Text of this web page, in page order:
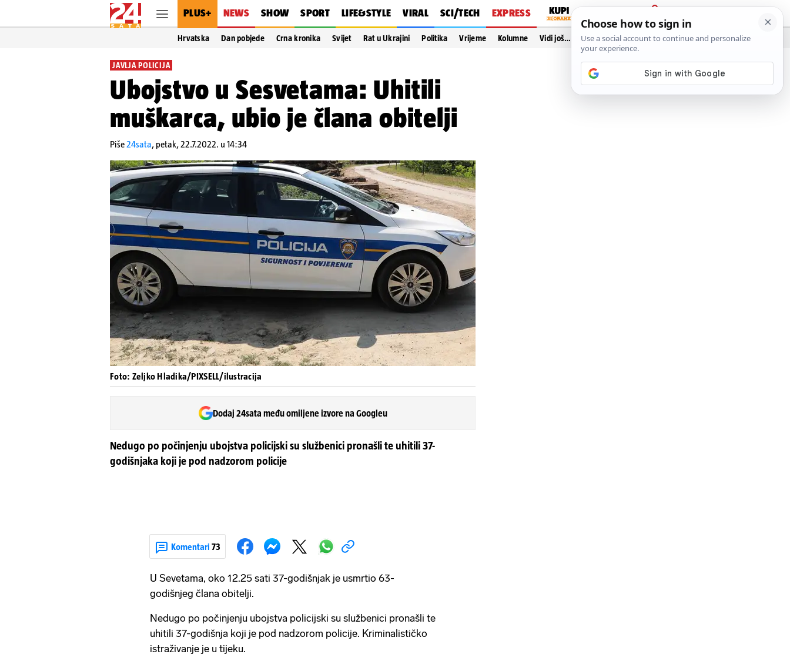
PLUS+ NEWS SHOW SPORT LIFE&STYLE VIRAL SCI/TECH EXPRESS
PRIJAVA
Hrvatska Dan pobjede Crna kronika Svijet Rat u Ukrajini Politika Vrijeme Kolumne Vidi još…
JAVLJA POLICIJA
Ubojstvo u Sesvetama: Uhitili
muškarca, ubio je člana obitelji
Piše24sata, petak, 22.7.2022. u 14:34
Foto: Zeljko Hladika/PIXSELL/ilustracija
Dodaj 24sata među omiljene izvore na Googleu
Nedugo po počinjenju ubojstva policijski su službenici pronašli te uhitili 37-
godišnjaka koji je pod nadzorom policije
Komentari 73
U Sevetama, oko 12.25 sati 37-godišnjak je usmrtio 63-
godišnjeg člana obitelji.
Nedugo po počinjenju ubojstva policijski su službenici pronašli te
uhitili 37-godišnja koji je pod nadzorom policije. Kriminalističko
istraživanje je u tijeku.